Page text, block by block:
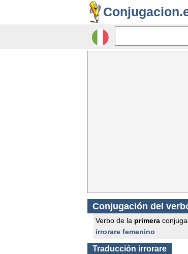
Conjugación del
Verbo de la primera
irrorare femenino
Traducción irrorare